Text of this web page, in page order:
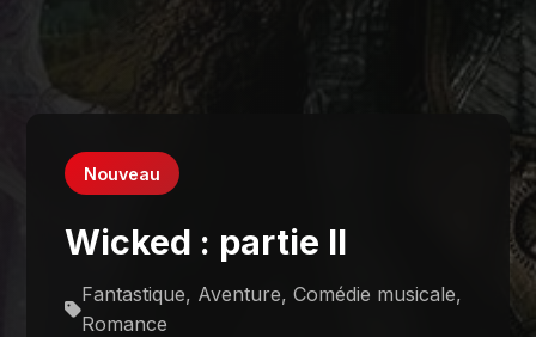
Nouveau
Wicked : partie II
Fantastique, Aventure, Comédie musicale,
Romance